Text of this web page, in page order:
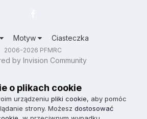
Motyw Ciasteczka
2006-2026 PFMRC
by Invision Community
o plikach cookie
urządzeniu pliki cookie, aby pomóc
strony. Możesz dostosować